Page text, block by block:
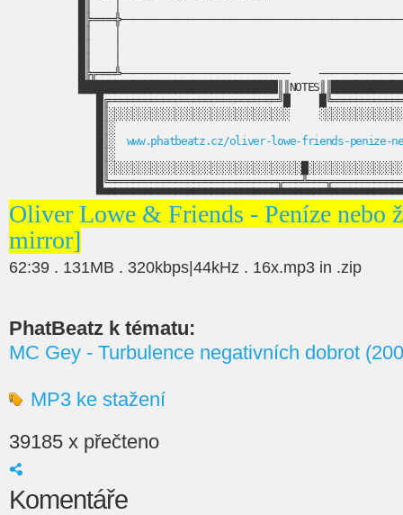
█╠╦═══╩────────────────────────────
█╔════════════════════════════╝█
█║░░░░░░░░░░░░░░░░░░░░░░░░░░░░░░
█║░
█║░ www.phatbeatz.cz/oliver-lowe-friends-penize-
█║░
Oliver Lowe & Friends - Peníze nebo
mirror]
62:39 . 131MB . 320kbps|44kHz . 16x.mp3 in .zip
PhatBeatz k tématu:
MC Gey - Turbulence negativních dobrot
MP3 ke stažení
39185 x přečteno
Komentáře